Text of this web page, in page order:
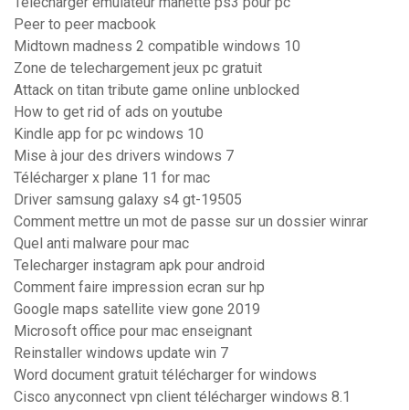
Peer to peer macbook
Midtown madness 2 compatible windows 10
Zone de telechargement jeux pc gratuit
Attack on titan tribute game online unblocked
How to get rid of ads on youtube
Kindle app for pc windows 10
Mise à jour des drivers windows 7
Télécharger x plane 11 for mac
Driver samsung galaxy s4 gt-19505
Comment mettre un mot de passe sur un dossier winrar
Quel anti malware pour mac
Telecharger instagram apk pour android
Comment faire impression ecran sur hp
Google maps satellite view gone 2019
Microsoft office pour mac enseignant
Reinstaller windows update win 7
Word document gratuit télécharger for windows
Cisco anyconnect vpn client télécharger windows 8.1